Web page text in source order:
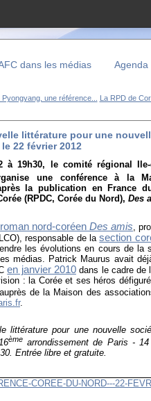
dans les médias Agenda
une référence... La RPD de
littérature pour une
22 février 2012
à 19h30, le comité régional
une conférence à la
la publication en France
(RPDC, Corée du Nord), Des
roman nord-coréen Des amis ,
responsable de lasection
les évolutions en cours de la
médias. Patrick Maurus avait
en janvier 2010dans le cadre de
: la Corée et ses héros
de la Maison des
.
littérature pour une nouvelle
ème arrondissement de Paris -
Entrée libre et gratuite.